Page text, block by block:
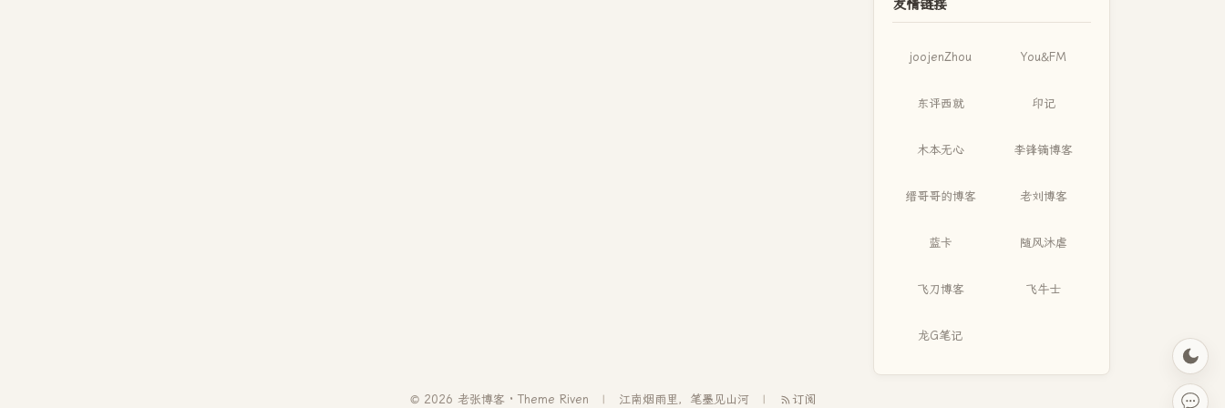
友情链接
joojenZhou You&FM
东评西就 印记
木本无心 李锋镝博客
缙哥哥的博客 老刘博客
蓝卡 随风沐虐
飞刀博客 飞牛士
龙G笔记
© 2026 老张博客 · Theme Riven 江南烟雨里，笔墨见山河 订阅